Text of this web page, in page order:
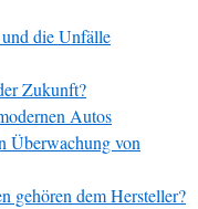
die Unfälle
Zukunft?
Autos
Überwachung von
gehören dem Hersteller?